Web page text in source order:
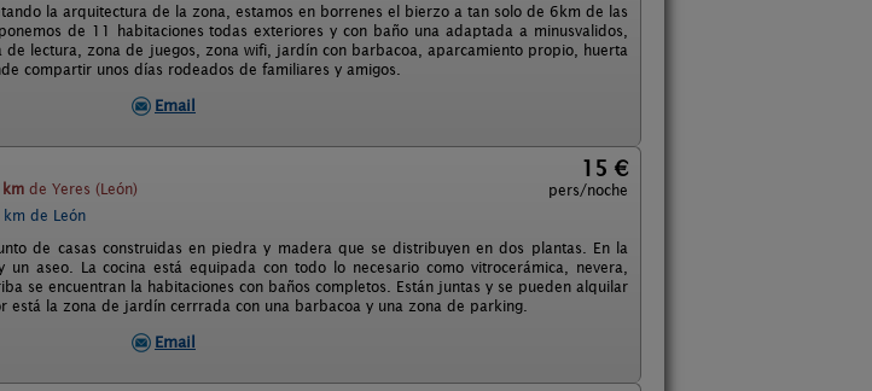
la arquitectura de la zona, estamos en borrenes el bierzo a tan solo de 6km de las
de 11 habitaciones todas exteriores y con baño una adaptada a minusvalidos,
de lectura, zona de juegos, zona wifi, jardín con barbacoa, aparcamiento propio, huerta
compartir unos días rodeados de familiares y amigos.
Email
de Yeres (León)
15 €
pers/noche
de León
de casas construidas en piedra y madera que se distribuyen en dos plantas. En la
aseo. La cocina está equipada con todo lo necesario como vitrocerámica, nevera,
se encuentran la habitaciones con baños completos. Están juntas y se pueden alquilar
está la zona de jardín cerrrada con una barbacoa y una zona de parking.
Email